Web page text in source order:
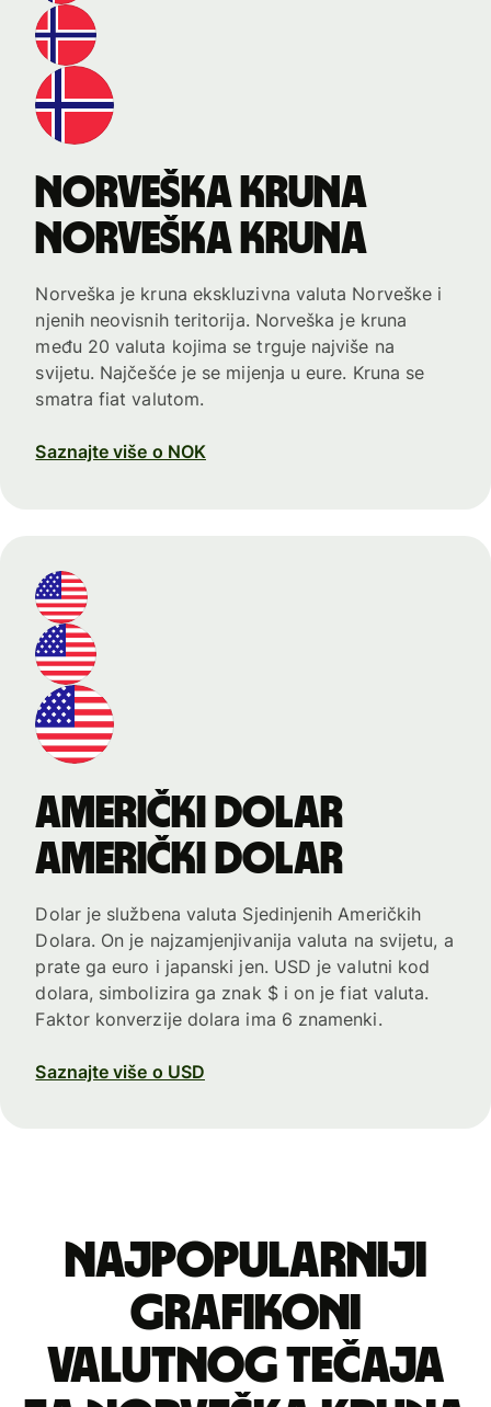
norveška kruna
norveška kruna
Norveška je kruna ekskluzivna valuta Norveške i
njenih neovisnih teritorija. Norveška je kruna
među 20 valuta kojima se trguje najviše na
svijetu. Najčešće je se mijenja u eure. Kruna se
smatra fiat valutom.
Saznajte više o NOK
američki dolar
američki dolar
Dolar je službena valuta Sjedinjenih Američkih
Dolara. On je najzamjenjivanija valuta na svijetu, a
prate ga euro i japanski jen. USD je valutni kod
dolara, simbolizira ga znak $ i on je fiat valuta.
Faktor konverzije dolara ima 6 znamenki.
Saznajte više o USD
Najpopularniji
grafikoni
valutnog tečaja